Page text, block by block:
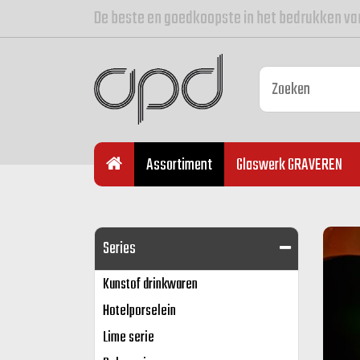
De beste en goedkoopste in het bedrukken
Assortiment Glaswerk GRAVEREN
Series
Kunstof drinkwaren
Hotelporselein
Lime serie
Next